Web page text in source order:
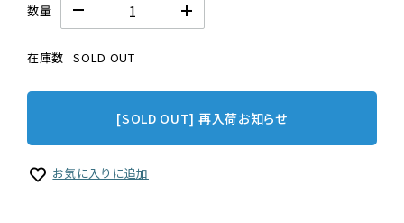
数量
在庫数 SOLD OUT
[SOLD OUT] 再入荷お知らせ
お気に入りに追加